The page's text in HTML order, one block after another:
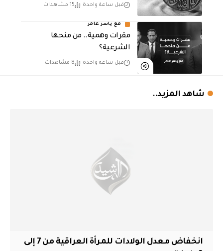
قبل ساعة واحدة 15 مشاهدات
مع ياسر عامر
مقرات وهمية.. من منحها
الشرعية؟
قبل ساعة واحدة 8 مشاهدات
شاهد المزيد..
انخفاض معدل الولادات للمرأة العراقية من 7 إلى